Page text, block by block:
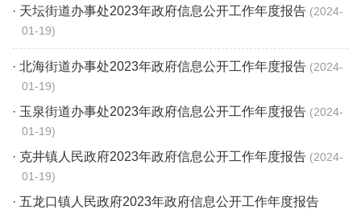
· 天坛街道办事处2023年政府信息公开工作年度报告 2024-
01-19
· 北海街道办事处2023年政府信息公开工作年度报告 2024-
01-19
· 玉泉街道办事处2023年政府信息公开工作年度报告 2024-
01-19
· 克井镇人民政府2023年政府信息公开工作年度报告 2024-
01-19
· 五龙口镇人民政府2023年政府信息公开工作年度报告